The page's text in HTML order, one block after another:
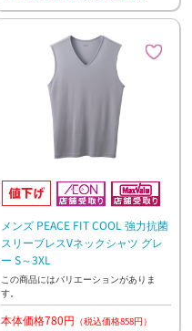
メンズ PEACE FIT COOL 強力抗菌
スリーブレスVネックシャツ グレ
ー S～3XL
この商品にはバリエーションがありま
す。
本体価格780円 （税込価格858円）